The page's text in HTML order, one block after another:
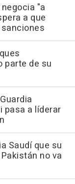
"a
a que
parte de su
pasa a líderar
Saudí que su
no va